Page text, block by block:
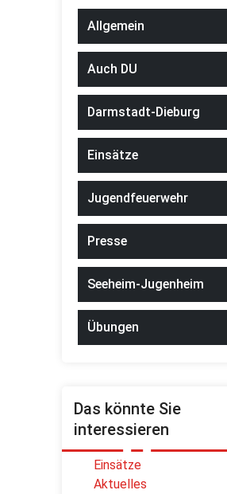
Allgemein
Auch DU
Darmstadt-Dieburg
Einsätze
Jugendfeuerwehr
Presse
Seeheim-Jugenheim
Übungen
Das könnte Sie
interessieren
Einsätze
Aktuelles